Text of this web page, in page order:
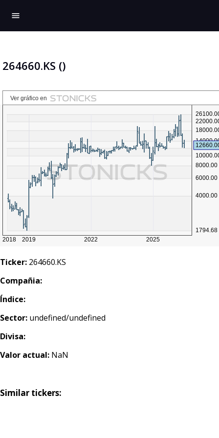
menu
264660.KS ()
Ticker: 264660.KS
Compañia:
Índice:
Sector: undefined/undefined
Divisa:
Valor actual: NaN
Similar tickers: